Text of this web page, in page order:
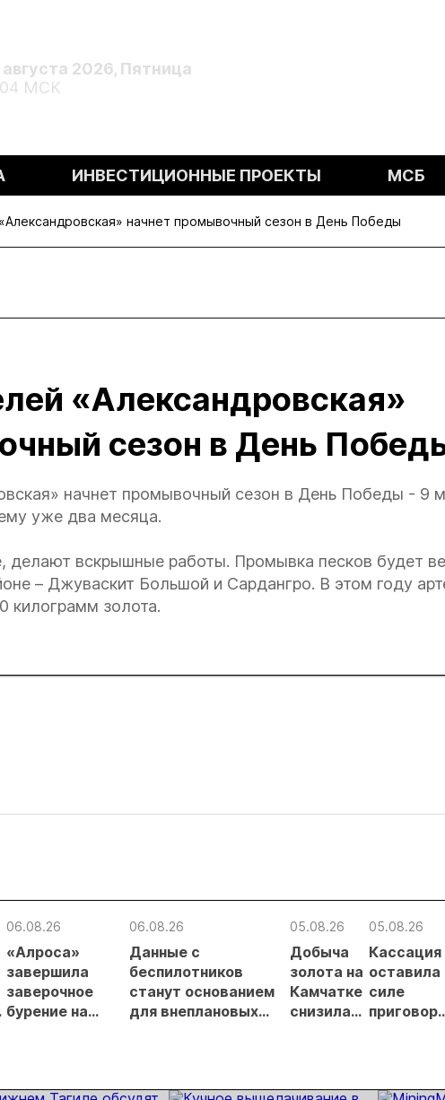
2026, Пятница
МСК
ИНВЕСТИЦИОННЫЕ ПРОЕКТЫ МСБ
начнет промывочный сезон в День Победы
«Александровская»
сезон в День
начнет промывочный сезон в День Победы - 9
уже два месяца.
делают вскрышные работы. Промывка песков будет
– Джуваскит Большой и Сардангро. В этом году
килограмм золота.
06.08.26
«Алроса»
завершила
заверочное
бурение на
06.08.26
Данные с
беспилотников
станут основанием
для внеплановых
05.08.26
Добыча
золота на
Камчатке
снизилась
05.08.26
Кассация
оставила
силе
приговор
кг золота